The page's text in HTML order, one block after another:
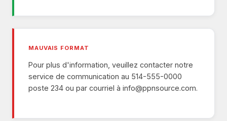
MAUVAIS FORMAT
Pour plus d'information, veuillez contacter notre
service de communication au 514-555-0000
poste 234 ou par courriel à info@ppnsource.com.